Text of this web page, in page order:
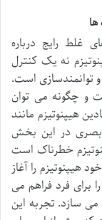
غلط رایج درباره
نه یک کنترل
توانمندسازی است.
و چگونه می توان
هیپنوتیزم مانند
بصری در این بخش
خطرناک است
هیپنوتیزم را آغاز
برای فرد فراهم می
می سازد. تجربه این